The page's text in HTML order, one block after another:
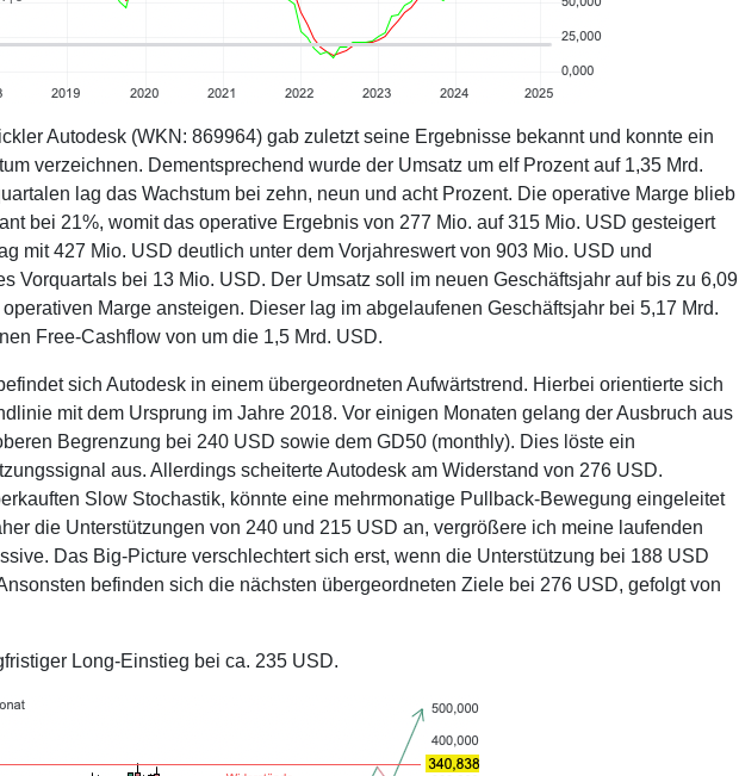
Autodesk (WKN: 869964) gab zuletzt seine Ergebnisse bekannt und konnte ein
verzeichnen. Dementsprechend wurde der Umsatz um elf Prozent auf 1,35 Mrd.
lag das Wachstum bei zehn, neun und acht Prozent. Die operative Marge blieb
bei 21%, womit das operative Ergebnis von 277 Mio. auf 315 Mio. USD gesteigert
mit 427 Mio. USD deutlich unter dem Vorjahreswert von 903 Mio. USD und
Vorquartals bei 13 Mio. USD. Der Umsatz soll im neuen Geschäftsjahr auf bis zu 6,09
Marge ansteigen. Dieser lag im abgelaufenen Geschäftsjahr bei 5,17 Mrd.
Free-Cashflow von um die 1,5 Mrd. USD.
sich Autodesk in einem übergeordneten Aufwärtstrend. Hierbei orientierte sich
mit dem Ursprung im Jahre 2018. Vor einigen Monaten gelang der Ausbruch aus
Begrenzung bei 240 USD sowie dem GD50 (monthly). Dies löste ein
aus. Allerdings scheiterte Autodesk am Widerstand von 276 USD.
Slow Stochastik, könnte eine mehrmonatige Pullback-Bewegung eingeleitet
die Unterstützungen von 240 und 215 USD an, vergrößere ich meine laufenden
Das Big-Picture verschlechtert sich erst, wenn die Unterstützung bei 188 USD
befinden sich die nächsten übergeordneten Ziele bei 276 USD, gefolgt von
Long-Einstieg bei ca. 235 USD.